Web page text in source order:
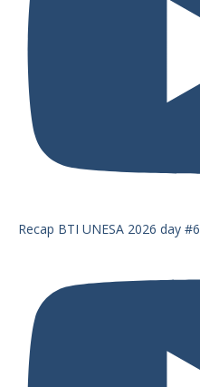
Recap BTI UNESA 2026 day #6